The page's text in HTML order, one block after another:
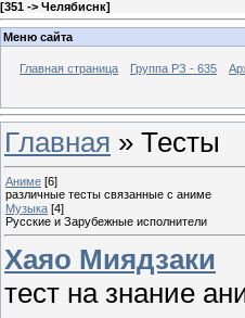
[351 -> Челябиснк]
Меню сайта
Главная страница Группа РЗ - 635
Главная » Тесты
Аниме [6]
различные тесты связанные с аниме
Музыка [4]
Русские и Зарубежные исполнители
Хаяо Миядзаки
тест на знание